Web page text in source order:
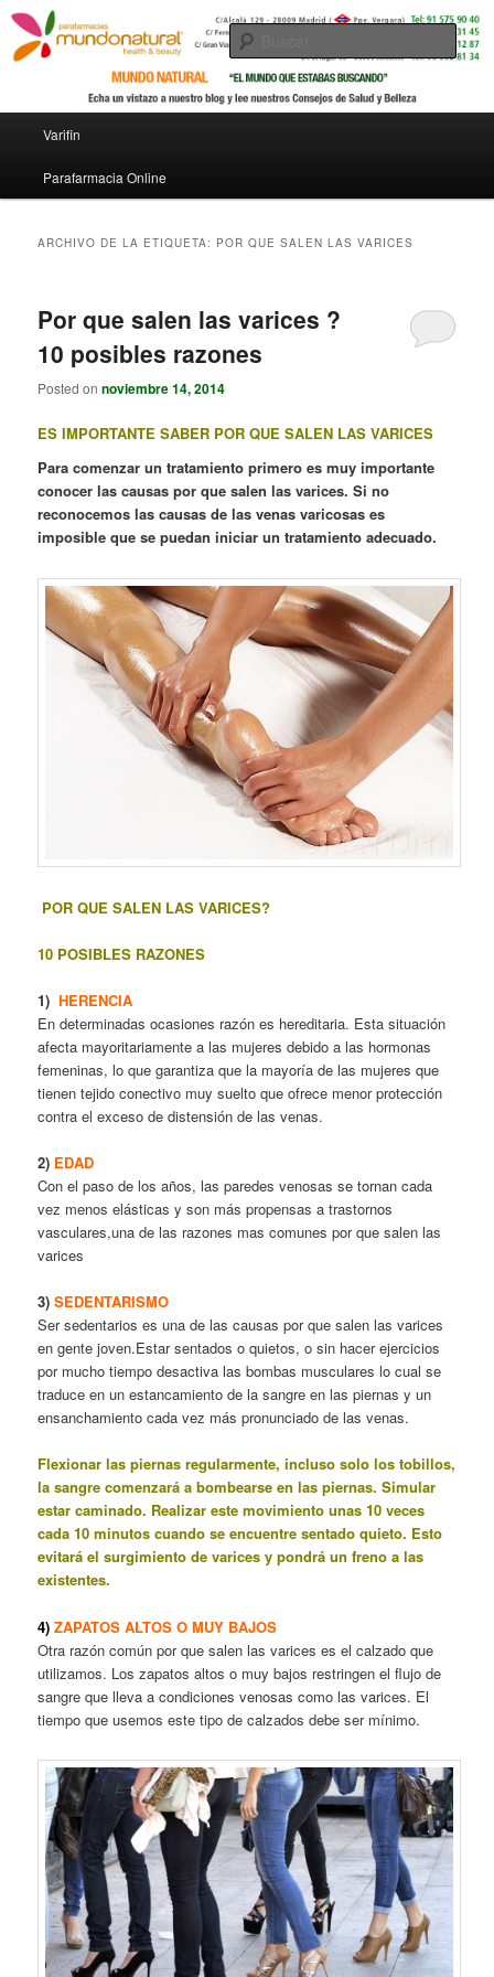
Ir al contenido principal
Ir al contenido secundario
Varifin
Parafarmacia Online
ARCHIVO DE LA ETIQUETA: POR QUE SALEN LAS VARICES
Por que salen las varices ?
10 posibles razones
Posted onnoviembre 14, 2014
ES IMPORTANTE SABER POR QUE SALEN LAS VARICES
Para comenzar un tratamiento primero es muy importante
conocer las causas por que salen las varices. Si no
reconocemos las causas de las venas varicosas es
imposible que se puedan iniciar un tratamiento adecuado.
POR QUE SALEN LAS VARICES?
10 POSIBLES RAZONES
1) HERENCIA
En determinadas ocasiones razón es hereditaria. Esta situación
afecta mayoritariamente a las mujeres debido a las hormonas
femeninas, lo que garantiza que la mayoría de las mujeres que
tienen tejido conectivo muy suelto que ofrece menor protección
contra el exceso de distensión de las venas.
2) EDAD
Con el paso de los años, las paredes venosas se tornan cada
vez menos elásticas y son más propensas a trastornos
vasculares,una de las razones mas comunes por que salen las
varices
3)SEDENTARISMO
Ser sedentarios es una de las causas por que salen las varices
en gente joven.Estar sentados o quietos, o sin hacer ejercicios
por mucho tiempo desactiva las bombas musculares lo cual se
traduce en un estancamiento de la sangre en las piernas y un
ensanchamiento cada vez más pronunciado de las venas.
Flexionar las piernas regularmente, incluso solo los tobillos,
la sangre comenzará a bombearse en las piernas. Simular
estar caminado. Realizar este movimiento unas 10 veces
cada 10 minutos cuando se encuentre sentado quieto. Esto
evitará el surgimiento de varices y pondrá un freno a las
existentes.
4) ZAPATOS ALTOS O MUY BAJOS
Otra razón común por que salen las varices es el calzado que
utilizamos. Los zapatos altos o muy bajos restringen el flujo de
sangre que lleva a condiciones venosas como las varices. El
tiempo que usemos este tipo de calzados debe ser mínimo.